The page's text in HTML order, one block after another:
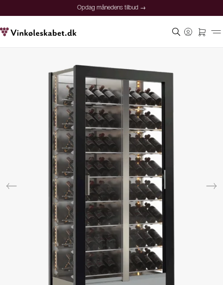
Opdag månedens tilbud →